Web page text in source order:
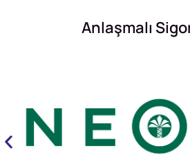
Anlaşmalı